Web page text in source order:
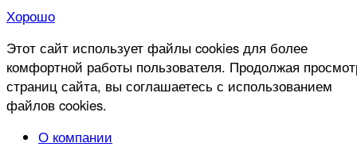
Хорошо
Этот сайт использует файлы cookies для более
комфортной работы пользователя. Продолжая
страниц сайта, вы соглашаетесь с использованием
файлов cookies.
О компании